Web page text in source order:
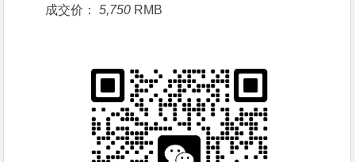
成交价： 5,750 RMB